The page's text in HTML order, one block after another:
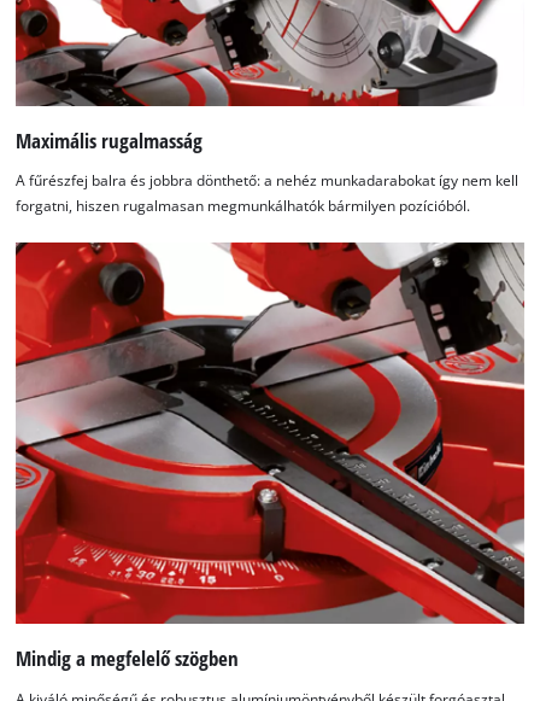
Maximális rugalmasság
A fűrészfej balra és jobbra dönthető: a nehéz munkadarabokat így nem kell
forgatni, hiszen rugalmasan megmunkálhatók bármilyen pozícióból.
Mindig a megfelelő szögben